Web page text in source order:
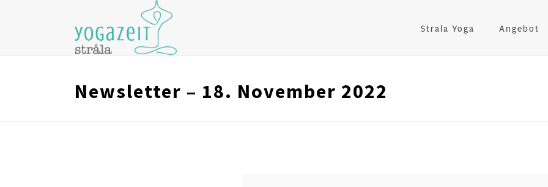
Strala Yoga Angebot
Newsletter – 18. November 2022